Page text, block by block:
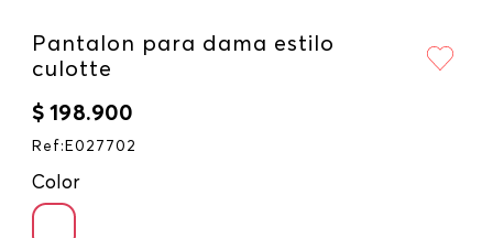
Pantalon para dama estilo
culotte
$ 198.900
Ref : E027702
Color